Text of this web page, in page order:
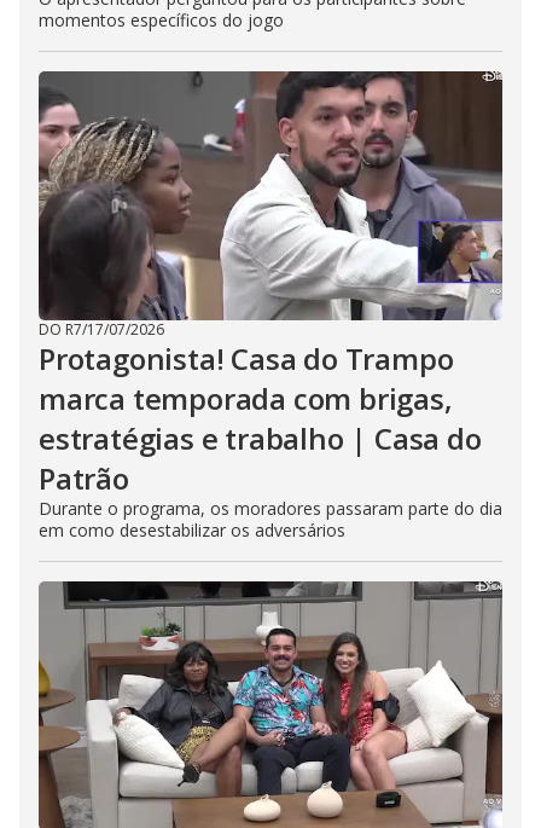
momentos específicos do jogo
DO R7/17/07/2026
Protagonista! Casa do Trampo
marca temporada com brigas,
estratégias e trabalho | Casa do
Patrão
Durante o programa, os moradores passaram parte do dia
em como desestabilizar os adversários